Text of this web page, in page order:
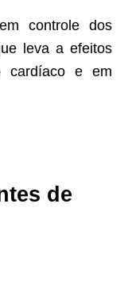
controle dos
leva a efeitos
cardíaco e em
de